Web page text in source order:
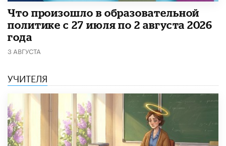
​Что произошло в образовательной
политике с 27 июля по 2 августа 2026
года
3 АВГУСТА
УЧИТЕЛЯ